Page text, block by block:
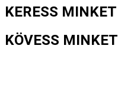
KERESS MINKET
KÖVESS MINKET